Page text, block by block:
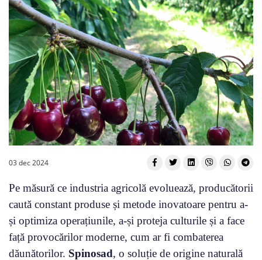
03 dec 2024
Pe măsură ce industria agricolă evoluează, producătorii
caută constant produse și metode inovatoare pentru a-
și optimiza operațiunile, a-și proteja culturile și a face
față provocărilor moderne, cum ar fi combaterea
dăunătorilor. Spinosad, o soluție de origine naturală